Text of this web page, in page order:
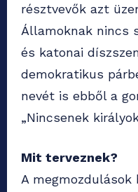
résztvevők azt
Államoknak nincs
és katonai
demokratikus
nevét is ebből a
„Nincsenek
Mit terveznek?
A